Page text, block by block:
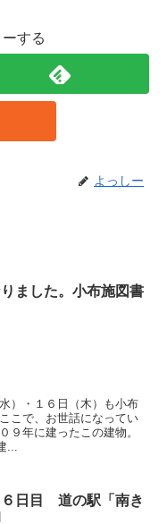
する
よっしー
ました。小布施図書
）・１６日（木）も小布
こで、お世話になってい
９年に建ったこの建物。
...
日目 道の駅「南き